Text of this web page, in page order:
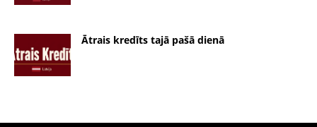
Ātrais kredīts tajā pašā dienā